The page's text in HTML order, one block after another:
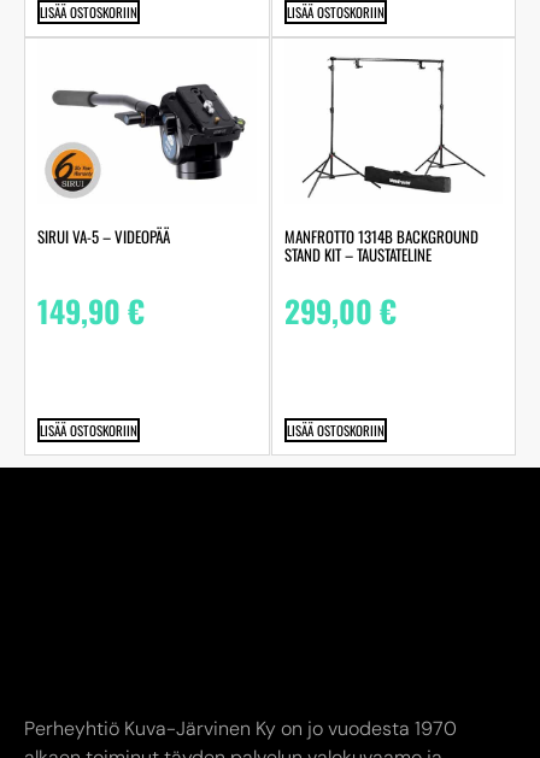
LISÄÄ OSTOSKORIIN LISÄÄ OSTOSKORIIN
SIRUI VA-5 – VIDEOPÄÄ
149,90€
LISÄÄ OSTOSKORIIN
MANFROTTO 1314B BACKGROUND
STAND KIT – TAUSTATELINE
299,00€
LISÄÄ OSTOSKORIIN